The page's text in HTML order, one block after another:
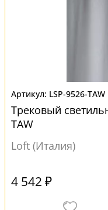
LSP-9526-TAW
Трековый
TAW
Loft (Италия)
4 542 ₽